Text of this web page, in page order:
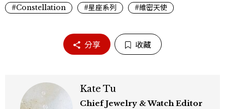
#Constellation
#星座系列 #維密天使
分享 收藏
Kate Tu
Chief Jewelry & Watch Editor